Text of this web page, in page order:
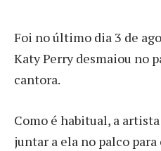
Foi no último dia 3 de
Katy Perry desmaiou no
cantora.
Como é habitual, a
juntar a ela no palco